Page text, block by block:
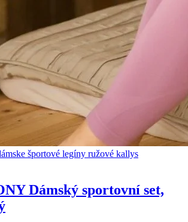
Dámský sportovní set,